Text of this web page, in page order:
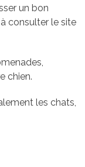
un bon
consulter le site
chien.
les chats,